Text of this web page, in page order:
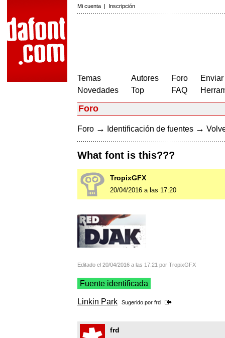
Mi cuenta | Inscripción
Temas
Novedades
Autores
Top
Foro
FAQ
Foro
Foro → Identificación de fuentes →
What font is this???
TropixGFX
20/04/2016 a las 17:20
Editado el 20/04/2016 a las 17:21 por TropixGFX
Fuente identificada
Linkin Park Sugerido por frd
frd